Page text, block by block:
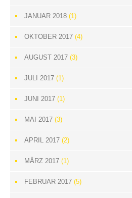
JANUAR 2018 (1)
OKTOBER 2017 (4)
AUGUST 2017 (3)
JULI 2017 (1)
JUNI 2017 (1)
MAI 2017 (3)
APRIL 2017 (2)
MÄRZ 2017 (1)
FEBRUAR 2017 (5)